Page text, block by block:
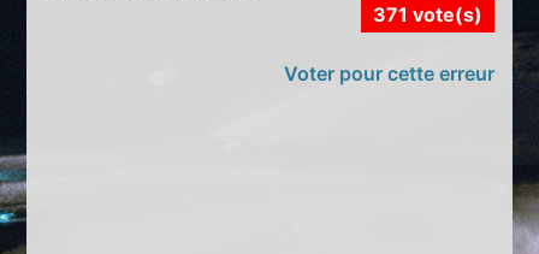
371 vote(s)
Voter pour cette erreur